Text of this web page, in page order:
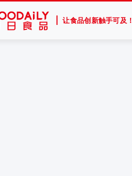
让食品创新触手可及！